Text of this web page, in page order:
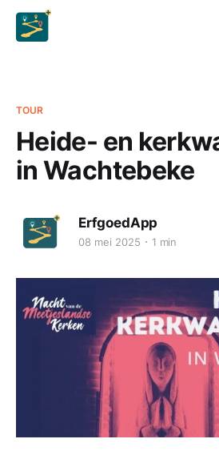
TOUR
Heide- en
in Wachtebeke
ErfgoedApp
08 mei 2025 1 min